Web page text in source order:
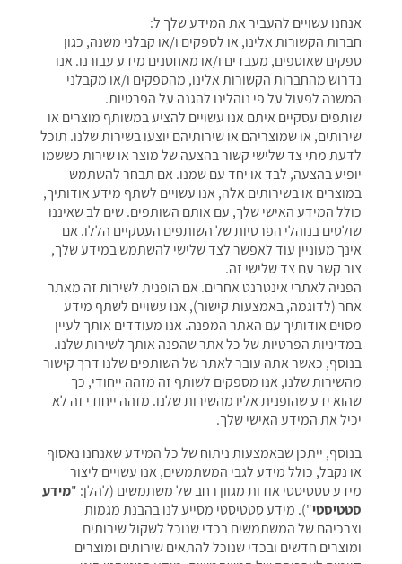
אנחנו עשויים להעביר את המידע שלך ל:
חברות הקשורות אלינו, או לספקים ו/או קבלני משנה, כגון
ספקים שאוספים, מעבדים ו/או מאחסנים מידע עבורנו. אנו
נדרוש מהחברות הקשורות אלינו, מהספקים ו/או מקבלני
המשנה לפעול על פי נוהלינו להגנה על הפרטיות.
שותפים עסקיים איתם אנו עשויים להציע במשותף מוצרים או
שירותים, או שמוצריהם או שירותיהם יוצעו בשירות שלנו. תוכל
לדעת מתי צד שלישי קשור בהצעה של מוצר או שירות כששמו
יופיע בהצעה, לבד או יחד עם שמנו. אם תבחר להשתמש
במוצרים או בשירותים אלה, אנו עשויים לשתף מידע אודותיך,
כולל המידע האישי שלך, עם אותם השותפים. שים לב שאיננו
שולטים בנוהלי הפרטיות של השותפים העסקיים הללו. אם
אינך מעוניין עוד לאפשר לצד שלישי להשתמש במידע שלך,
צור קשר עם צד שלישי זה.
הפניה לאתרי אינטרנט אחרים. אם הופנית לשירות זה מאתר
אחר (לדוגמה, באמצעות קישור), אנו עשויים לשתף מידע
מסוים אודותיך עם האתר המפנה. אנו מעודדים אותך לעיין
במדיניות הפרטיות של כל אתר שהפנה אותך לשירות שלנו.
בנוסף, כאשר אתה עובר לאתר של השותפים שלנו דרך קישור
מהשירות שלנו, אנו מספקים לשותף זה מזהה ייחודי, כך
שהוא ידע שהופנית אליו מהשירות שלנו. מזהה ייחודי זה לא
יכיל את המידע האישי שלך.
בנוסף, ייתכן שבאמצעות ניתוח של כל המידע שאנחנו נאסוף
או נקבל, כולל מידע לגבי המשתמשים, אנו עשויים ליצור
מידע סטטיסטי אודות מגוון רחב של משתמשים (להלן: "מידע
סטטיסטי"). מידע סטטיסטי מסייע לנו בהבנת מגמות
וצרכיהם של המשתמשים בכדי שנוכל לשקול שירותים
ומוצרים חדשים ובכדי שנוכל להתאים שירותים ומוצרים